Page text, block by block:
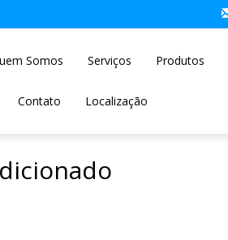
Somos Serviços Produtos
Contato Localização